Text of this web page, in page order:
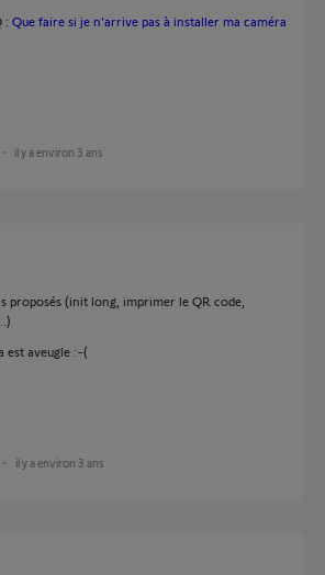
: Que faire si je n'arrive pas à installer ma caméra
il y a environ 3 ans
proposés (init long, imprimer le QR code,
est aveugle :-(
il y a environ 3 ans